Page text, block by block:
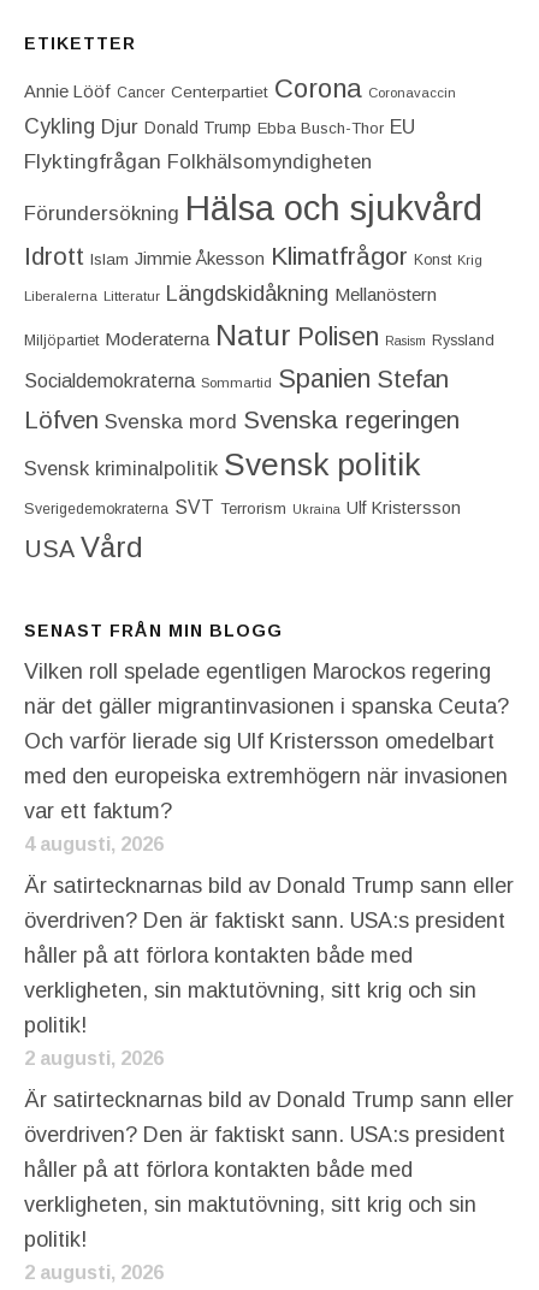
ETIKETTER
Annie Lööf Cancer Centerpartiet‎ Corona Coronavaccin
Cykling Djur Donald Trump Ebba Busch-Thor EU
Flyktingfrågan Folkhälsomyndigheten
Förundersökning Hälsa och sjukvård
Idrott Islam Jimmie Åkesson Klimatfrågor Konst Krig
Liberalerna Litteratur Längdskidåkning Mellanöstern
Miljöpartiet Moderaterna Natur Polisen Rasism Ryssland
Socialdemokraterna Sommartid Spanien Stefan
Löfven Svenska mord Svenska regeringen
Svensk kriminalpolitik Svensk politik
Sverigedemokraterna SVT Terrorism Ukraina Ulf Kristersson
USA Vård
SENAST FRÅN MIN BLOGG
Vilken roll spelade egentligen Marockos regering
när det gäller migrantinvasionen i spanska Ceuta?
Och varför lierade sig Ulf Kristersson omedelbart
med den europeiska extremhögern när invasionen
var ett faktum?
4 augusti, 2026
Är satirtecknarnas bild av Donald Trump sann eller
överdriven? Den är faktiskt sann. USA:s president
håller på att förlora kontakten både med
verkligheten, sin maktutövning, sitt krig och sin
politik!
2 augusti, 2026
Är satirtecknarnas bild av Donald Trump sann eller
överdriven? Den är faktiskt sann. USA:s president
håller på att förlora kontakten både med
verkligheten, sin maktutövning, sitt krig och sin
politik!
2 augusti, 2026